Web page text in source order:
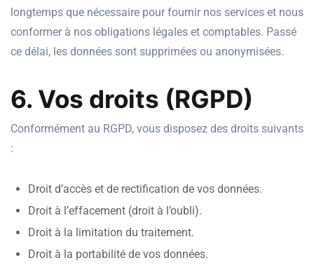
longtemps que nécessaire pour fournir nos services et nous
conformer à nos obligations légales et comptables. Passé
ce délai, les données sont supprimées ou anonymisées.
6. Vos droits (RGPD)
Conformément au RGPD, vous disposez des droits suivants
:
Droit d’accès et de rectification de vos données.
Droit à l’effacement (droit à l’oubli).
Droit à la limitation du traitement.
Droit à la portabilité de vos données.